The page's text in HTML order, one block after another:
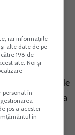
platita,
celei in
livrari de
pentru
care sunt
exigibilitate de
impozabila
conformitate
iar informațiile
alte date de pe
198 de
site. Noi și
personal în
jos a acestei
în